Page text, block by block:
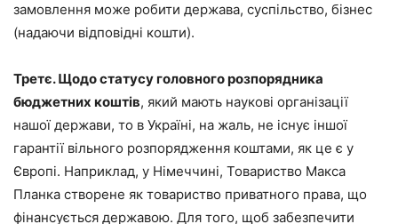
замовлення може робити держава, суспільство, бізнес
(надаючи відповідні кошти).
Третє. Щодо статусу головного розпорядника
бюджетних коштів, який мають наукові організації
нашої держави, то в Україні, на жаль, не існує іншої
гарантії вільного розпорядження коштами, як це є у
Європі. Наприклад, у Німеччині, Товариство Макса
Планка створене як товариство приватного права, що
фінансується державою. Для того, щоб забезпечити